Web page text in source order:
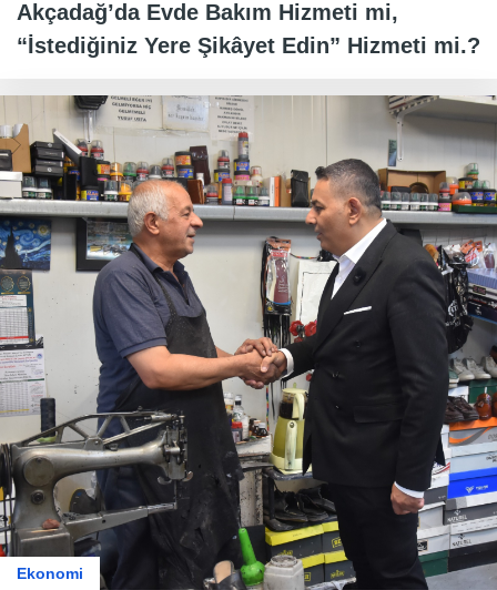
Akçadağ’da Evde Bakım Hizmeti mi,
“İstediğiniz Yere Şikâyet Edin” Hizmeti mi.?
Ekonomi